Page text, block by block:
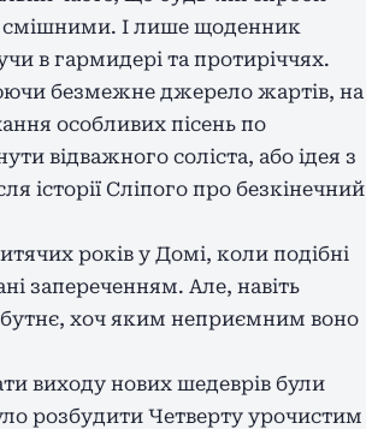
смішними. І лише щоденник
в гармидері та протиріччях.
безмежне джерело жартів, на
особливих пісень по
відважного соліста, або ідея з
історії Сліпого про безкінечний
років у Домі, коли подібні
запереченням. Але, навіть
хоч яким неприємним воно
виходу нових шедеврів були
розбудити Четверту урочистим